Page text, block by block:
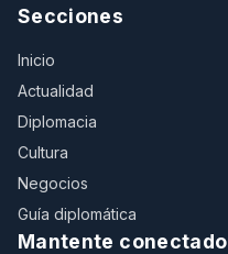
Secciones
Inicio
Actualidad
Diplomacia
Cultura
Negocios
Guía diplomática
Mantente conectado